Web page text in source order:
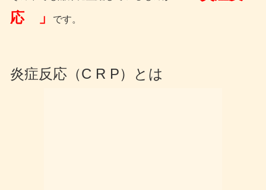
応 」
です。
炎症反応（C R P）とは